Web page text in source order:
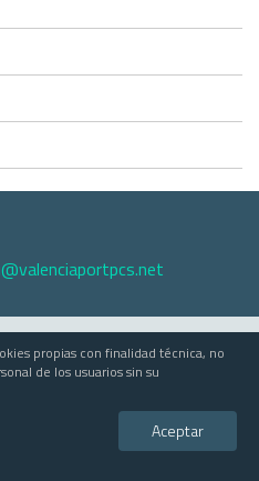
Turia, s/n - 46024 Valencia
propias con finalidad técnica, no
de los usuarios sin su
Aceptar